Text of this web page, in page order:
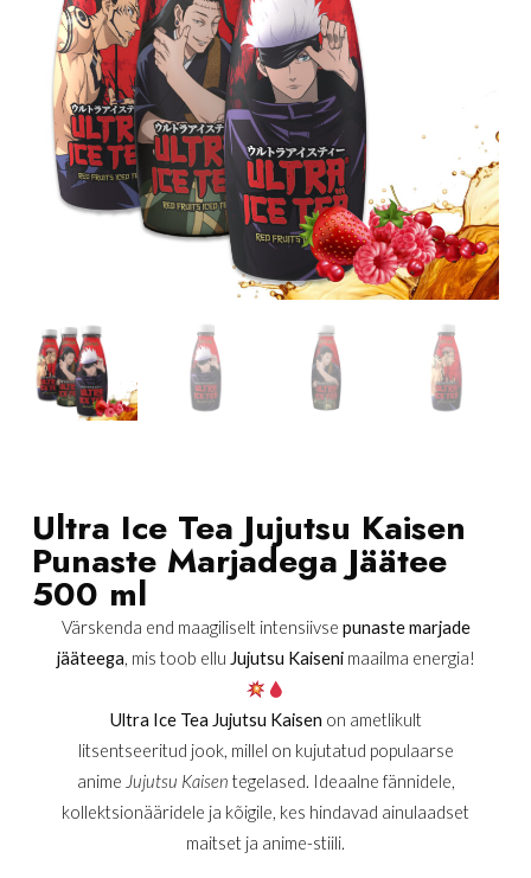
Ultra Ice Tea Jujutsu Kaisen
Punaste Marjadega Jäätee
500 ml
Värskenda end maagiliselt intensiivse punaste marjade
jääteega, mis toob ellu Jujutsu Kaisenimaailma energia!
Ultra Ice Tea Jujutsu Kaisen on ametlikult
litsentseeritud jook, millel on kujutatud populaarse
anime Jujutsu Kaisen tegelased. Ideaalne fännidele,
kollektsionääridele ja kõigile, kes hindavad ainulaadset
maitset ja anime-stiili.